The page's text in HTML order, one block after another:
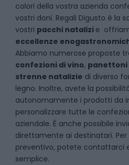
colori della vostra azienda
vostri doni. Regali Digusto è la
vostri pacchi natalizi e
eccellenze
Abbiamo numerose proposte
confezioni di vino,
strenne natalizie di diverso
legno. Inoltre, avete la
autonomamente i prodotti da
personalizzare tutte le
aziendale. È anche possibile
direttamente ai destinatari.
preventivo, potete contattarci
semplice.